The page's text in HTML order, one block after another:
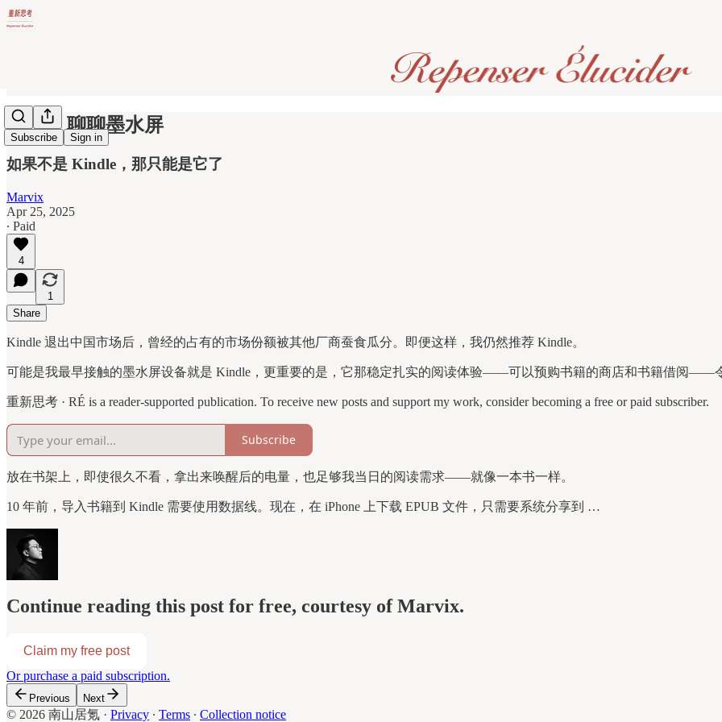
Subscribe Sign in
P#02：聊聊墨水屏
如果不是 Kindle，那只能是它了
Marvix
Apr 25, 2025
∙ Paid
4
1
Share
Kindle 退出中国市场后，曾经的占有的市场份额被其他厂商蚕食瓜分。即便这样，我仍然推荐 Kindle。
可能是我最早接触的墨水屏设备就是 Kindle，更重要的是，它那稳定扎实的阅读体验——可以预购书籍的商店和书籍借阅——
重新思考 · RÉ is a reader-supported publication. To receive new posts and support my work, consider becoming a free or paid subscriber.
Subscribe
放在书架上，即使很久不看，拿出来唤醒后的电量，也足够我当日的阅读需求——就像一本书一样。
10 年前，导入书籍到 Kindle 需要使用数据线。现在，在 iPhone 上下载 EPUB 文件，只需要系统分享到 …
Continue reading this post for free, courtesy of Marvix.
Claim my free post
Or purchase a paid subscription.
Previous Next
© 2026 南山居氪 · Privacy ∙ Terms ∙ Collection notice